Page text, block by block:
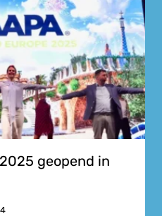
geopend in